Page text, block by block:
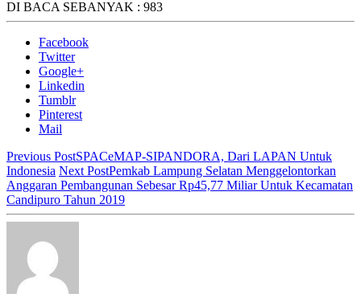
DI BACA SEBANYAK : 983
Facebook
Twitter
Google+
Linkedin
Tumblr
Pinterest
Mail
Previous PostSPACeMAP-SIPANDORA, Dari LAPAN Untuk
Indonesia Next PostPemkab Lampung Selatan Menggelontorkan
Anggaran Pembangunan Sebesar Rp45,77 Miliar Untuk Kecamatan
Candipuro Tahun 2019